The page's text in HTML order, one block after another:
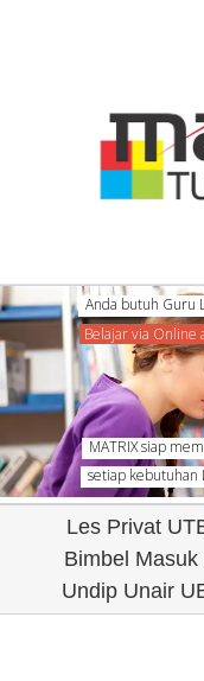
Anda butuh Guru
Belajar via Online
MATRIX siap
setiap kebutuhan
Les Privat
Bimbel
Undip Unair